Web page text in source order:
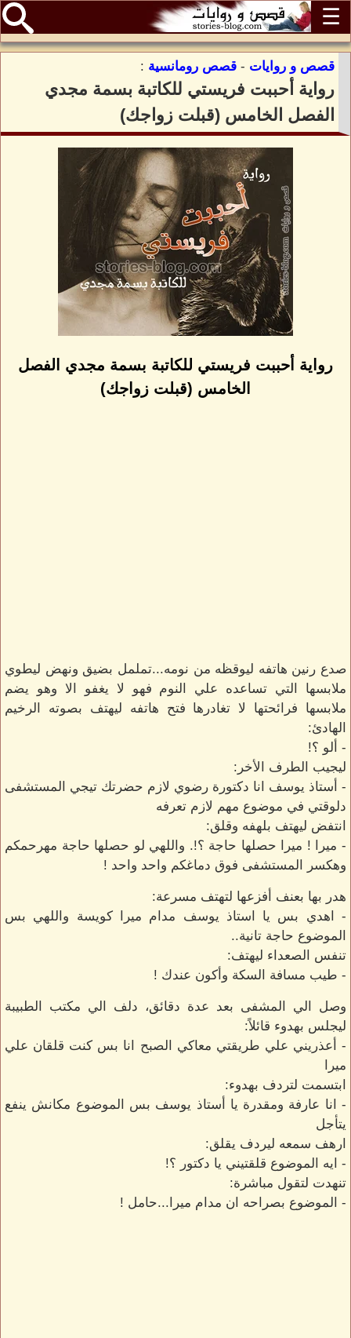
☰
قصص و روايات - قصص رومانسية :
رواية أحببت فريستي للكاتبة بسمة مجدي
الفصل الخامس (قبلت زواجك)
رواية أحببت فريستي للكاتبة بسمة مجدي الفصل
الخامس (قبلت زواجك)
صدع رنين هاتفه ليوقظه من نومه...تململ بضيق ونهض ليطوي
ملابسها التي تساعده علي النوم فهو لا يغفو الا وهو يضم
ملابسها فرائحتها لا تغادرها فتح هاتفه ليهتف بصوته الرخيم
الهادئ:
- ألو ؟!
ليجيب الطرف الأخر:
- أستاذ يوسف انا دكتورة رضوي لازم حضرتك تيجي المستشفى
دلوقتي في موضوع مهم لازم تعرفه
انتفض ليهتف بلهفه وقلق:
- ميرا ! ميرا حصلها حاجة ؟!. واللهي لو حصلها حاجة مهرحمكم
وهكسر المستشفى فوق دماغكم واحد واحد !
هدر بها بعنف أفزعها لتهتف مسرعة:
- اهدي بس يا استاذ يوسف مدام ميرا كويسة واللهي بس
الموضوع حاجة تانية..
تنفس الصعداء ليهتف:
- طيب مسافة السكة وأكون عندك !
وصل الي المشفى بعد عدة دقائق، دلف الي مكتب الطبيبة
ليجلس بهدوء قائلاً:
- أعذريني علي طريقتي معاكي الصبح انا بس كنت قلقان علي
ميرا
ابتسمت لتردف بهدوء:
- انا عارفة ومقدرة يا أستاذ يوسف بس الموضوع مكانش ينفع
يتأجل
ارهف سمعه ليردف يقلق:
- ايه الموضوع قلقتيني يا دكتور ؟!
تنهدت لتقول مباشرة:
- الموضوع بصراحه ان مدام ميرا...حامل !